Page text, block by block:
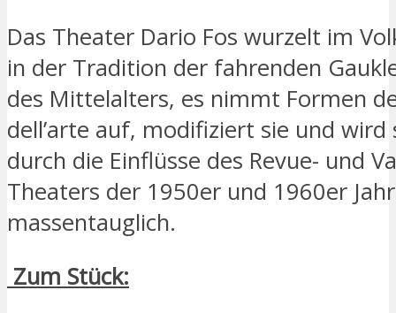
Das Theater Dario Fos wurzelt im
in der Tradition der fahrenden
des Mittelalters, es nimmt Formen
dell’arte auf, modifiziert sie und wird
durch die Einflüsse des Revue- und
Theaters der 1950er und 1960er
massentauglich.
Zum Stück: